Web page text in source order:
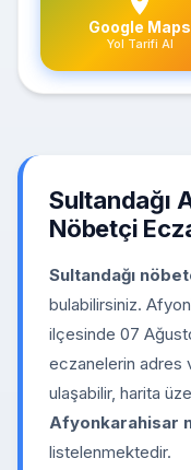
Google Maps
Yol Tarifi Al
Sultandağı
Nöbetçi
Sultandağı
bulabilirsiniz.
ilçesinde 07
eczanelerin adres
ulaşabilir, harita
Afyonkarahisar
listelenmektedir.